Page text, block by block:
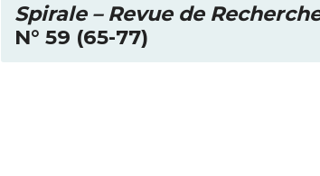
Spirale – Revue de
N° 59 (65-77)